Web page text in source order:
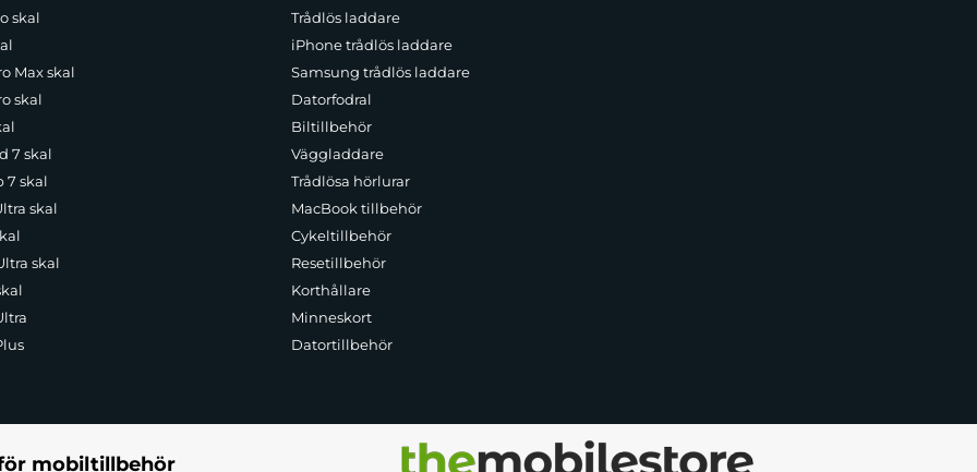
skal
Max skal
skal
7 skal
7 skal
skal
skal
Trådlös laddare
iPhone trådlös laddare
Samsung trådlös laddare
Datorfodral
Biltillbehör
Väggladdare
Trådlösa hörlurar
MacBook tillbehör
Cykeltillbehör
Resetillbehör
Korthållare
Minneskort
Datortillbehör
mobiltillbehör